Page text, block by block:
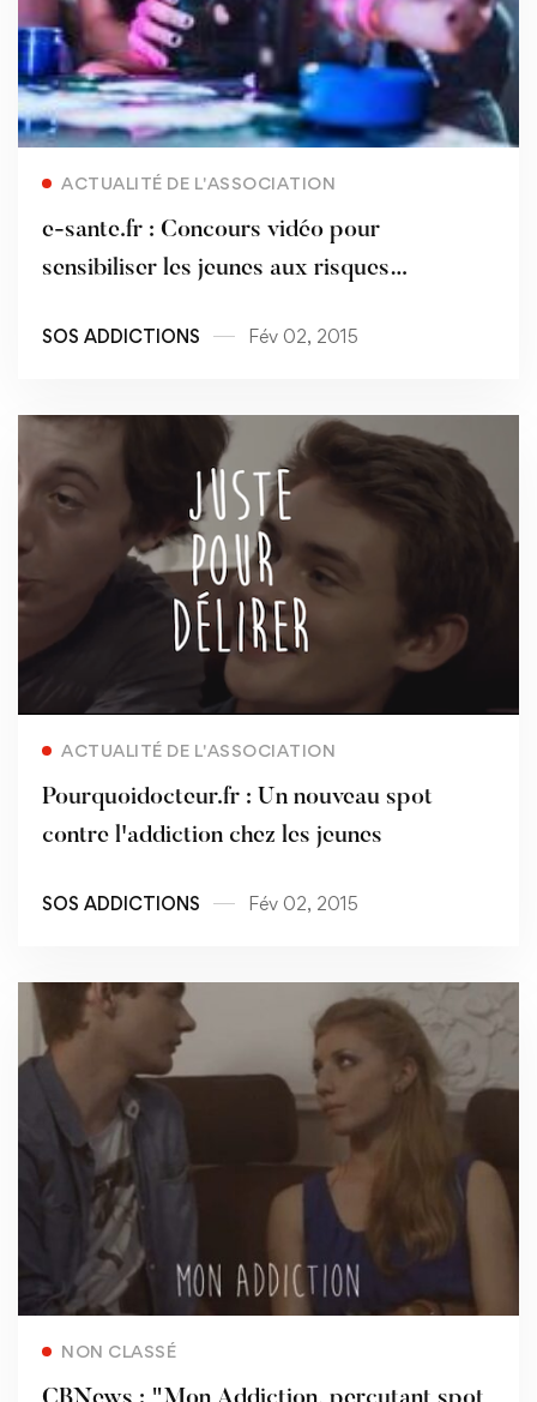
ACTUALITÉ DE L'ASSOCIATION
e-sante.fr : Concours vidéo pour
sensibiliser les jeunes aux risques
SOS ADDICTIONS Fév 02, 2015
ACTUALITÉ DE L'ASSOCIATION
Pourquoidocteur.fr : Un nouveau spot
contre l'addiction chez les jeunes
SOS ADDICTIONS Fév 02, 2015
NON CLASSÉ